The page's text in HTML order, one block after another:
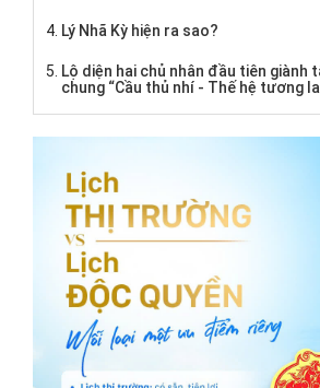
Lý Nhã Kỳ hiện ra sao?
Lộ diện hai chủ nhân đầu tiên giành
chung “Cầu thủ nhí - Thế hệ tương